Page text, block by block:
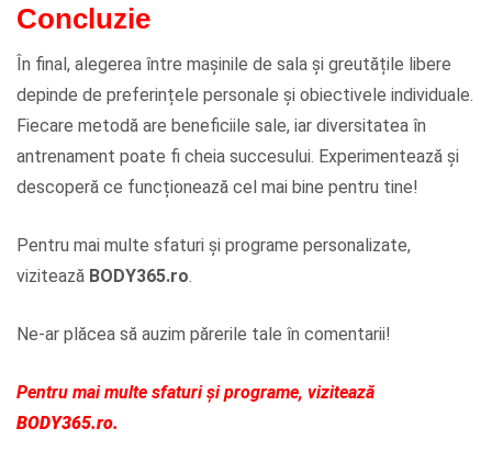
Concluzie
În final, alegerea între mașinile de sala și greutățile libere
depinde de preferințele personale și obiectivele individuale.
Fiecare metodă are beneficiile sale, iar diversitatea în
antrenament poate fi cheia succesului. Experimentează și
descoperă ce funcționează cel mai bine pentru tine!
Pentru mai multe sfaturi și programe personalizate,
vizitează BODY365.ro.
Ne-ar plăcea să auzim părerile tale în comentarii!
Pentru mai multe sfaturi și programe, vizitează
BODY365.ro.